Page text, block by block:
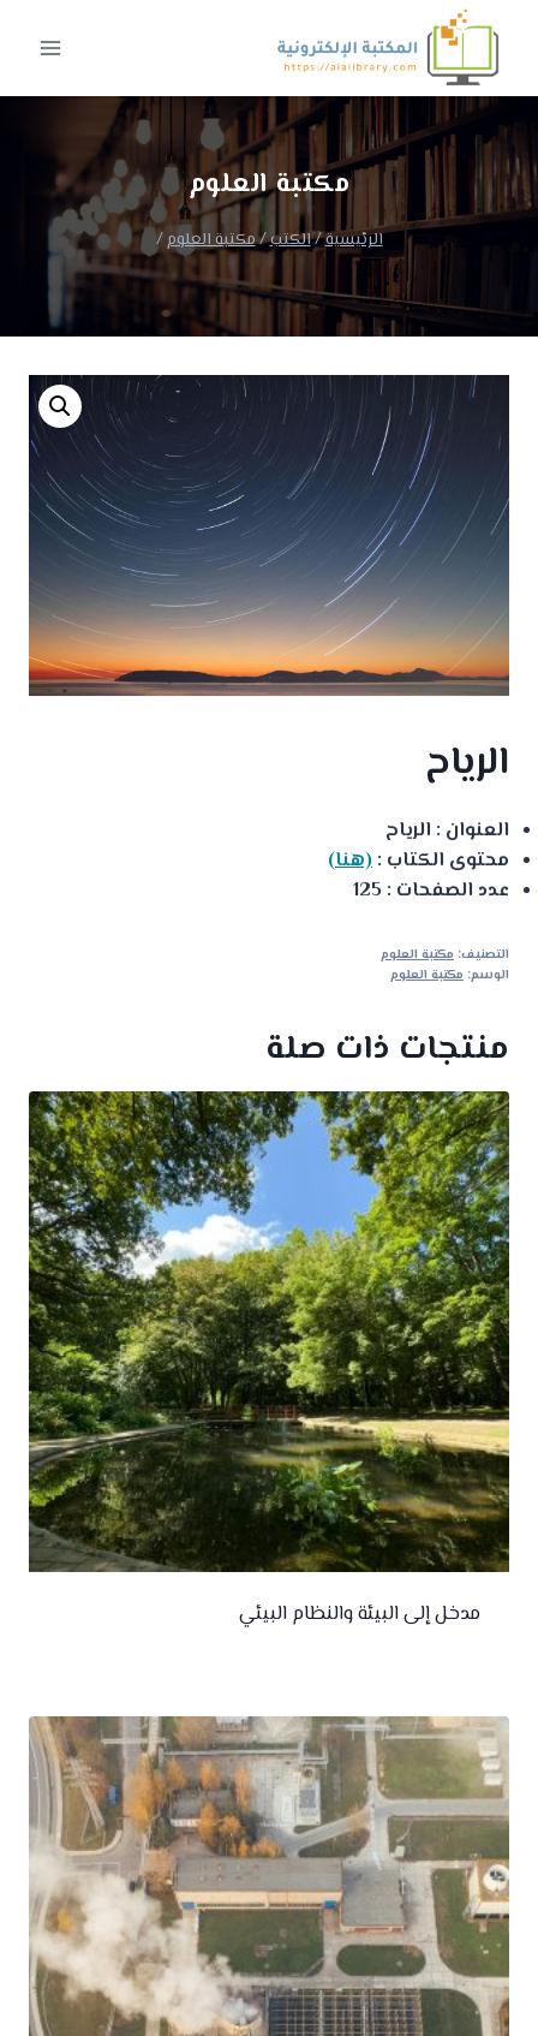
المحتوى
مكتبة العلوم
الرئيسية/الكتب/مكتبة العلوم/
الرياح
العنوان : الرياح
محتوى الكتاب : (هنا)
عدد الصفحات : 125
التصنيف: مكتبة العلوم
الوسم: مكتبة العلوم
منتجات ذات صلة
مدخل إلى البيئة والنظام البيئي